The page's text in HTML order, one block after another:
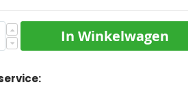
In Winkelwagen